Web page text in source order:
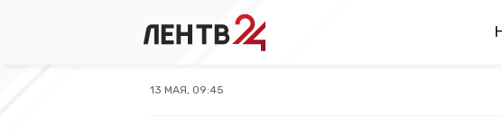
13 МАЯ, 09:45